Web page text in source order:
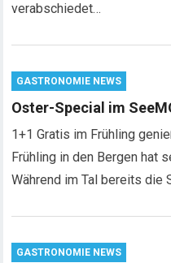
verabschiedet…
GASTRONOMIE NEWS
Oster-Special im
1+1 Gratis im Frühling
Frühling in den Bergen hat
Während im Tal bereits die
GASTRONOMIE NEWS